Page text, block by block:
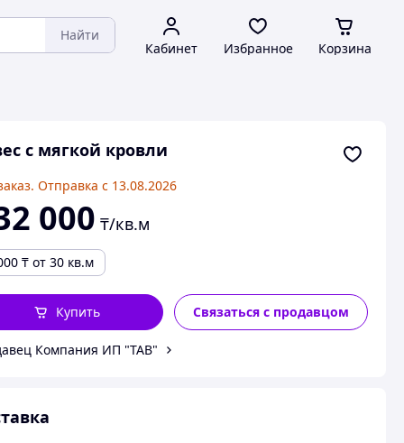
Найти
Кабинет Избранное Корзина
с мягкой кровли
Отправка с 13.08.2026
000 ₸/кв.м
₸ от 30 кв.м
Купить Связаться с продавцом
Компания ИП "ТАВ"